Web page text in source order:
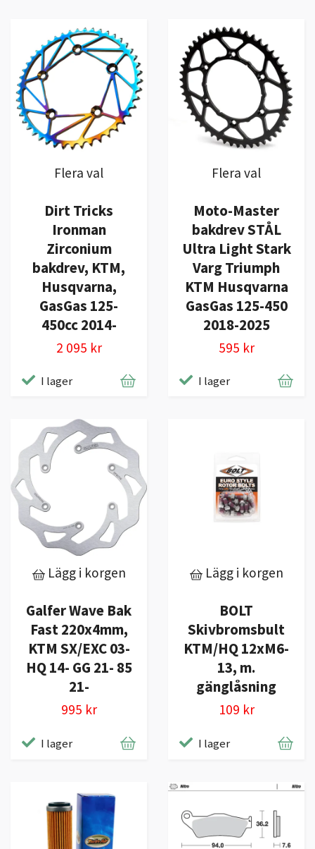
Flera val
Dirt Tricks
Ironman
Zirconium
bakdrev, KTM,
Husqvarna,
GasGas 125-
450cc 2014-
2 095 kr
I lager
Flera val
Moto-Master
bakdrev STÅL
Ultra Light Stark
Varg Triumph
KTM Husqvarna
GasGas 125-450
2018-2025
595 kr
I lager
Lägg i korgen
Galfer Wave Bak
Fast 220x4mm,
KTM SX/EXC 03-
HQ 14- GG 21- 85
21-
995 kr
I lager
Lägg i korgen
BOLT
Skivbromsbult
KTM/HQ 12xM6-
13, m.
gänglåsning
109 kr
I lager